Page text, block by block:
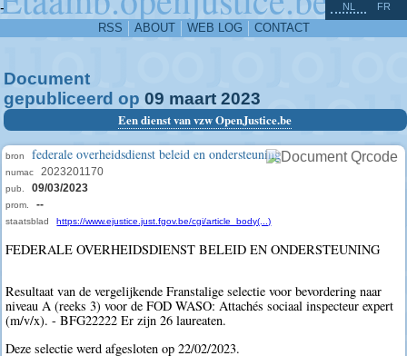
-
RSS ABOUT WEB LOG CONTACT
NL FR
Document
gepubliceerd op 09 maart 2023
Een dienst van vzw OpenJustice.be
bron federale overheidsdienst beleid en ondersteuning
numac 2023201170
pub. 09/03/2023
prom. --
staatsblad https://www.ejustice.just.fgov.be/cgi/article_body(...)
FEDERALE OVERHEIDSDIENST BELEID EN ONDERSTEUNING
Resultaat van de vergelijkende Franstalige selectie voor bevordering naar
niveau A (reeks 3) voor de FOD WASO: Attachés sociaal inspecteur expert
(m/v/x). - BFG22222 Er zijn 26 laureaten.
Deze selectie werd afgesloten op 22/02/2023.
^